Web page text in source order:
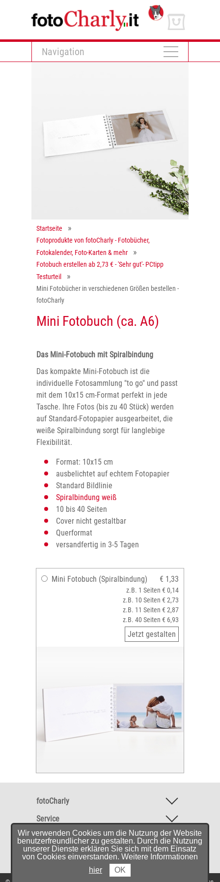
Navigation
Startseite
Fotoprodukte von fotoCharly - Fotobücher,
Fotokalender, Foto-Karten & mehr
Fotobuch erstellen ab 2,73 € - 'Sehr gut'- PCtipp
Testurteil
Mini Fotobücher in verschiedenen Größen bestellen -
fotoCharly
Mini Fotobuch (ca. A6)
Das Mini-Fotobuch mit Spiralbindung
Das kompakte Mini-Fotobuch ist die
individuelle Fotosammlung "to go" und passt
mit dem 10x15 cm-Format perfekt in jede
Tasche. Ihre Fotos (bis zu 40 Stück) werden
auf Standard-Fotopapier ausgearbeitet, die
weiße Spiralbindung sorgt für langlebige
Flexibilität.
Format: 10x15 cm
ausbelichtet auf echtem Fotopapier
Standard Bildlinie
Spiralbindung weiß
10 bis 40 Seiten
Cover nicht gestaltbar
Querformat
versandfertig in 3-5 Tagen
Mini Fotobuch (Spiralbindung) € 1,33
z.B. 1 Seiten € 0,14
z.B. 10 Seiten € 2,73
z.B. 11 Seiten € 2,87
z.B. 40 Seiten € 6,93
Jetzt gestalten
fotoCharly
Service
Software & Mobile-App
Empfehlungen
Wir verwenden Cookies um die Nutzung der Website
benutzerfreundlicher zu gestalten. Durch die Nutzung
unserer Dienste erklären Sie sich mit dem Einsatz
von Cookies einverstanden. Weitere Informationen
hier
OK